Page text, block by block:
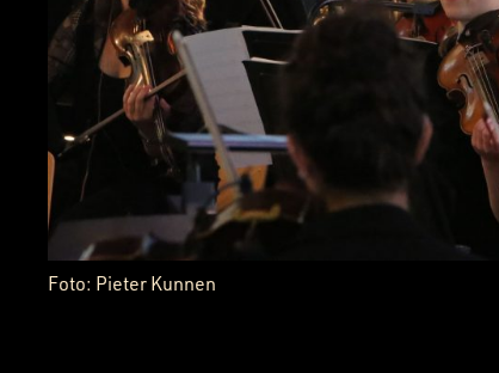
Foto: Pieter Kunnen